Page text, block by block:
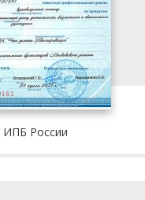
ИПБ России